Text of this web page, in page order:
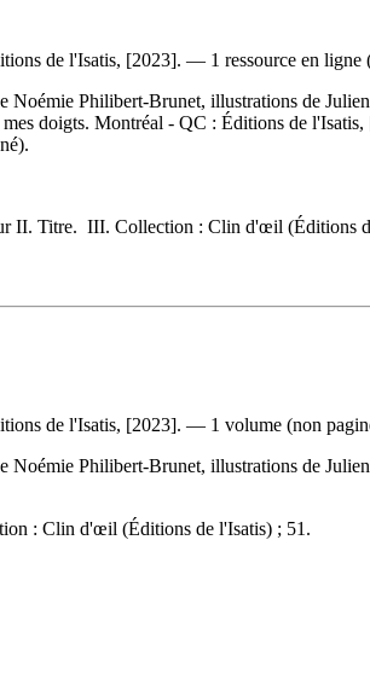
de l'Isatis, [2023]. — 1 ressource en
Philibert-Brunet, illustrations de
doigts. Montréal - QC : Éditions de
II. Titre. III. Collection : Clin d'œil (Éditions
de l'Isatis, [2023]. — 1 volume (non
Philibert-Brunet, illustrations de
: Clin d'œil (Éditions de l'Isatis) ; 51.